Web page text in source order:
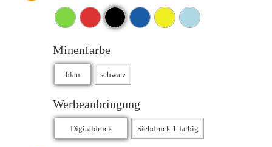
Minenfarbe
Werbeanbringung